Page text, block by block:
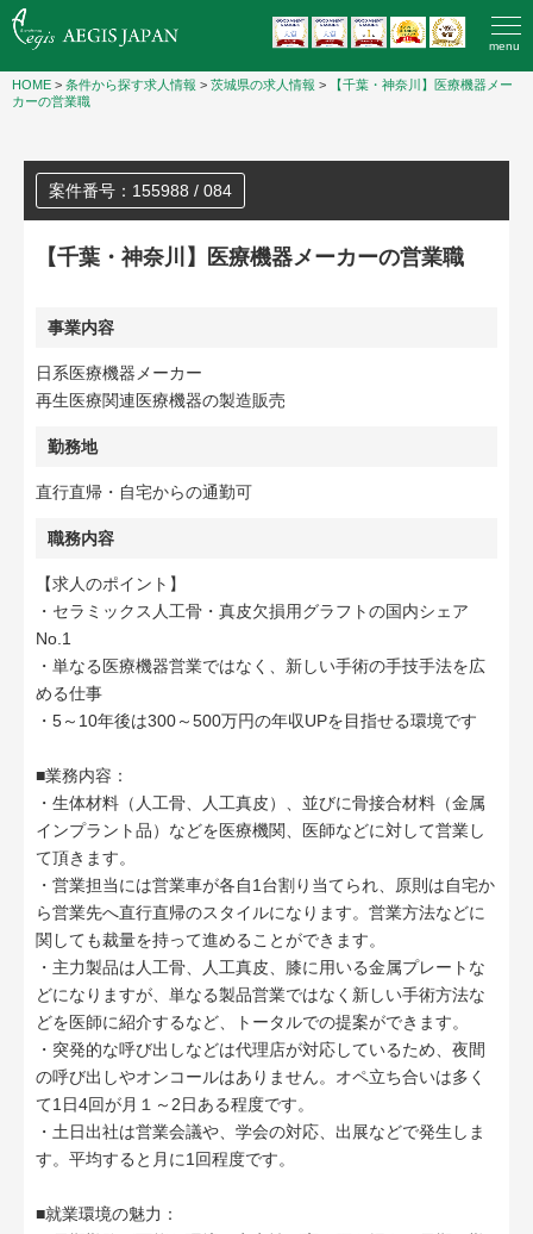
menu
HOME > 条件から探す求人情報 > 茨城県の求人情報 >
【千葉・神奈川】医療機器メー
カーの営業職
案件番号：155988 / 084
【千葉・神奈川】医療機器メーカーの営業職
事業内容
日系医療機器メーカー
再生医療関連医療機器の製造販売
勤務地
直行直帰・自宅からの通勤可
職務内容
【求人のポイント】
・セラミックス人工骨・真皮欠損用グラフトの国内シェア
No.1
・単なる医療機器営業ではなく、新しい手術の手技手法を広
める仕事
・5～10年後は300～500万円の年収UPを目指せる環境です
■業務内容：
・生体材料（人工骨、人工真皮）、並びに骨接合材料（金属
インプラント品）などを医療機関、医師などに対して営業し
て頂きます。
・営業担当には営業車が各自1台割り当てられ、原則は自宅か
ら営業先へ直行直帰のスタイルになります。営業方法などに
関しても裁量を持って進めることができます。
・主力製品は人工骨、人工真皮、膝に用いる金属プレートな
どになりますが、単なる製品営業ではなく新しい手術方法な
どを医師に紹介するなど、トータルでの提案ができます。
・突発的な呼び出しなどは代理店が対応しているため、夜間
の呼び出しやオンコールはありません。オペ立ち合いは多く
て1日4回が月１～2日ある程度です。
・土日出社は営業会議や、学会の対応、出展などで発生しま
す。平均すると月に1回程度です。
■就業環境の魅力：